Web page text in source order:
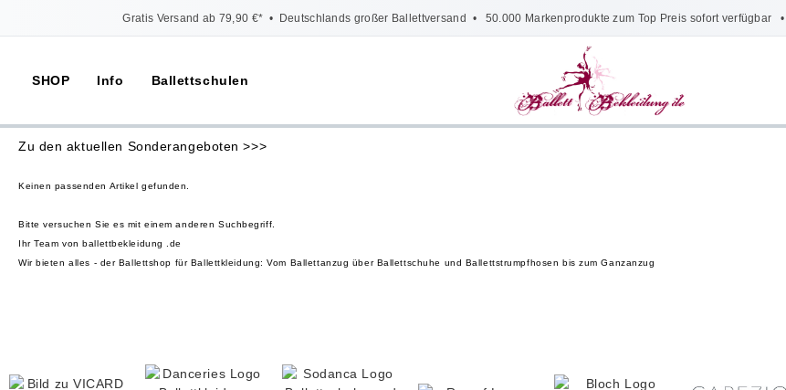
Gratis Versand ab 79,90 €* • Deutschlands großer Ballettversand • 50.000 Markenprodukte zum Top Preis sofort verfügbar •
SHOP Info Ballettschulen
Zu den aktuellen Sonderangeboten >>>
Keinen passenden Artikel gefunden.
Bitte versuchen Sie es mit einem anderen Suchbegriff.
Ihr Team von ballettbekleidung .de
Wir bieten alles - der Ballettshop für Ballettkleidung: Vom Ballettanzug über Ballettschuhe und Ballettstrumpfhosen bis zum Ganzanzug